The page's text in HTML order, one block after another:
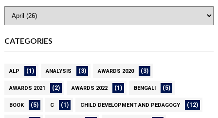
CATEGORIES
ALP (1) ANALYSIS (3) AWARDS 2020 (3)
AWARDS 2021 (2) AWARDS 2022 (1) BENGALI (5)
BOOK (5) C (1) CHILD DEVELOPMENT AND PEDAGOGY (12)